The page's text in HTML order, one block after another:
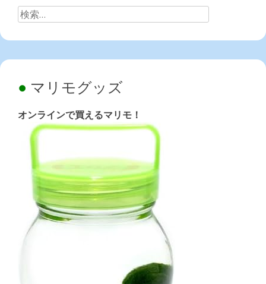
検
マリモグッズ
オンラインで買えるマリモ！